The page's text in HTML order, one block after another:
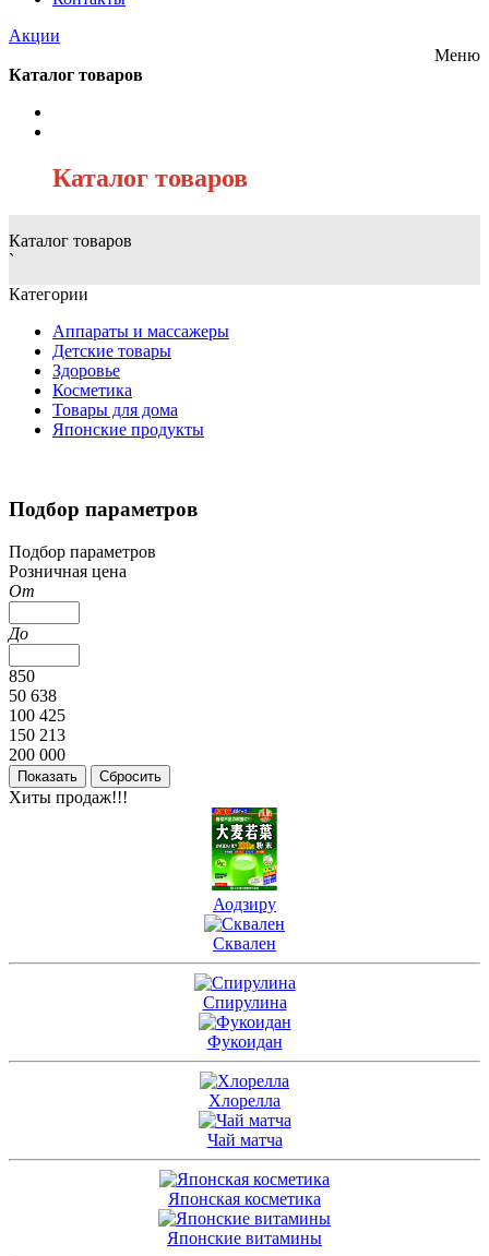
Акции
Меню
Каталог товаров
Каталог товаров
Каталог товаров
`
Категории
Аппараты и массажеры
Детские товары
Здоровье
Косметика
Товары для дома
Японские продукты
Подбор параметров
Подбор параметров
Розничная цена
От
До
850
50 638
100 425
150 213
200 000
Хиты продаж!!!
Аодзиру
Сквален
Спирулина
Фукоидан
Хлорелла
Чай матча
Японская косметика
Японские витамины